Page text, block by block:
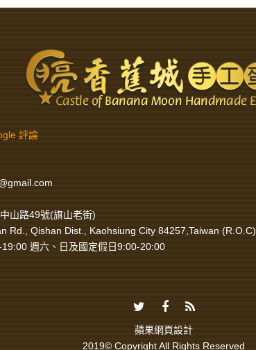
評論
山路49號(旗山老街)
Rd., Qishan Dist., Kaohsiung City 84257,Taiwan (R.O.C)
週六、日及國定假日9:00-20:00
蘋果網頁設計
2019© Copyright All Rights Reserved